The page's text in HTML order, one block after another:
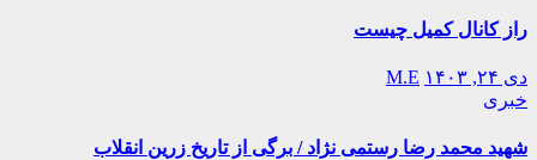
راز کانال کمیل چیست
دی ۲۴, ۱۴۰۳
M.E
خبری
شهید محمد رضا رستمی نژاد / برگی از تاریخ زرین انقلاب